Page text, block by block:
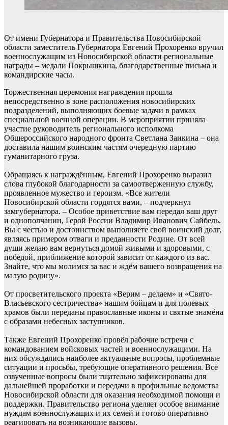
От имени Губернатора и Правительства Новосибирской
области заместитель Губернатора Евгений Прохоренко вручил
военнослужащим из Новосибирской области региональные
награды – медали Покрышкина, благодарственные письма и
командирские часы.
Торжественная церемония награждения прошла
непосредственно в зоне расположения новосибирских
подразделений, выполняющих боевые задачи в рамках
специальной военной операции. В мероприятии приняла
участие руководитель регионального исполкома
Общероссийского народного фронта Светлана Заикина – она
доставила нашим воинским частям очередную партию
гуманитарного груза.
Обращаясь к награждённым, Евгений Прохоренко выразил
слова глубокой благодарности за самоотверженную службу,
проявленное мужество и героизм. «Все жители
Новосибирской области гордятся вами, – подчеркнул
замгубернатора. – Особое приветствие вам передал ваш друг
и однополчанин, Герой России Владимир Иванович Сайбель.
Вы с честью и достоинством выполняете свой воинский долг,
являясь примером отваги и преданности Родине. От всей
души желаю вам вернуться домой живыми и здоровыми, с
победой, приближение которой зависит от каждого из вас.
Знайте, что мы молимся за вас и ждём вашего возвращения на
малую родину».
От просветительского проекта «Верим – делаем» и «Свято-
Власьевского сестричества» нашим бойцам и для полевых
храмов были переданы православные иконы и святые знамёна
с образами небесных заступников.
Также Евгений Прохоренко провёл рабочие встречи с
командованием войсковых частей и военнослужащими. На
них обсуждались наиболее актуальные вопросы, проблемные
ситуации и просьбы, требующие оперативного решения. Все
озвученные вопросы были тщательно зафиксированы для
дальнейшей проработки и передачи в профильные ведомства
Новосибирской области для оказания необходимой помощи и
поддержки. Правительство региона уделяет особое внимание
нуждам военнослужащих и их семей и готово оперативно
реагировать на возникающие вызовы.